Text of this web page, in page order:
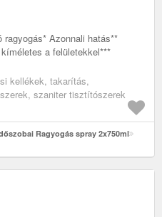
Azonnali hatás**
a felületekkel***
kellékek, takarítás,
szaniter tisztítószerek
Ragyogás spray 2x750ml